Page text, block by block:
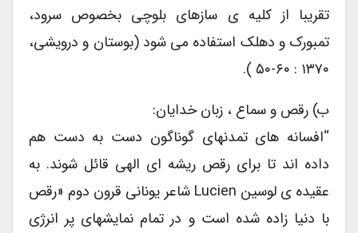
تقریبا از کلیه ی سازهای بلوچی بخصوص سرود،
تمبورک و دهلک استفاده می شود (بوستان و درویشی،
۱۳۷۰ : ۶۰-۵۰ ).
ب) رقص و سماع ، زبان خدایان:
“افسانه های تمدنهای گوناگون دست به دست هم
داده اند تا برای رقص ریشه ای الهی قائل شوند. به
عقیده ی لوسین Lucien شاعر یونانی قرون دوم «رقص
با دنیا زاده شده است و در تمام نمایشهای پر انرژی